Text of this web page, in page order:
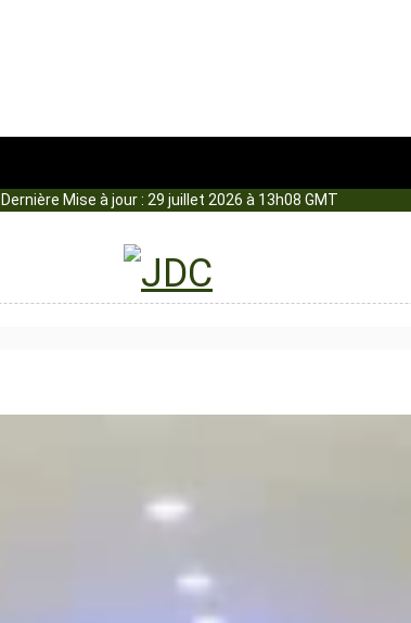
Dernière Mise à jour : 29 juillet 2026 à 13h08 GMT